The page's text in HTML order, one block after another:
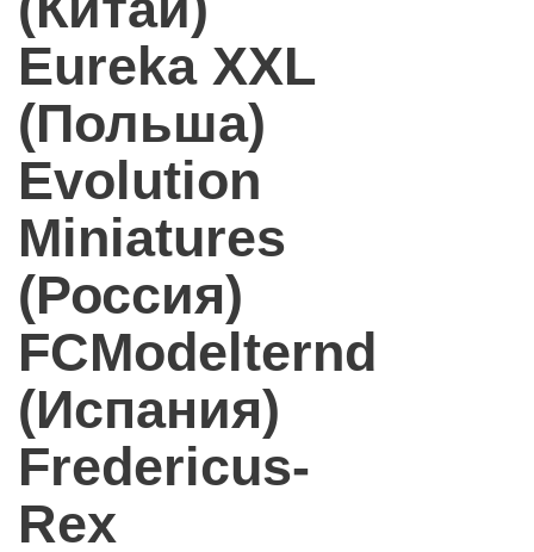
Eureka XXL
(Польша)
Evolution
Miniatures
(Россия)
FCModelternd
(Испания)
Fredericus-
Rex